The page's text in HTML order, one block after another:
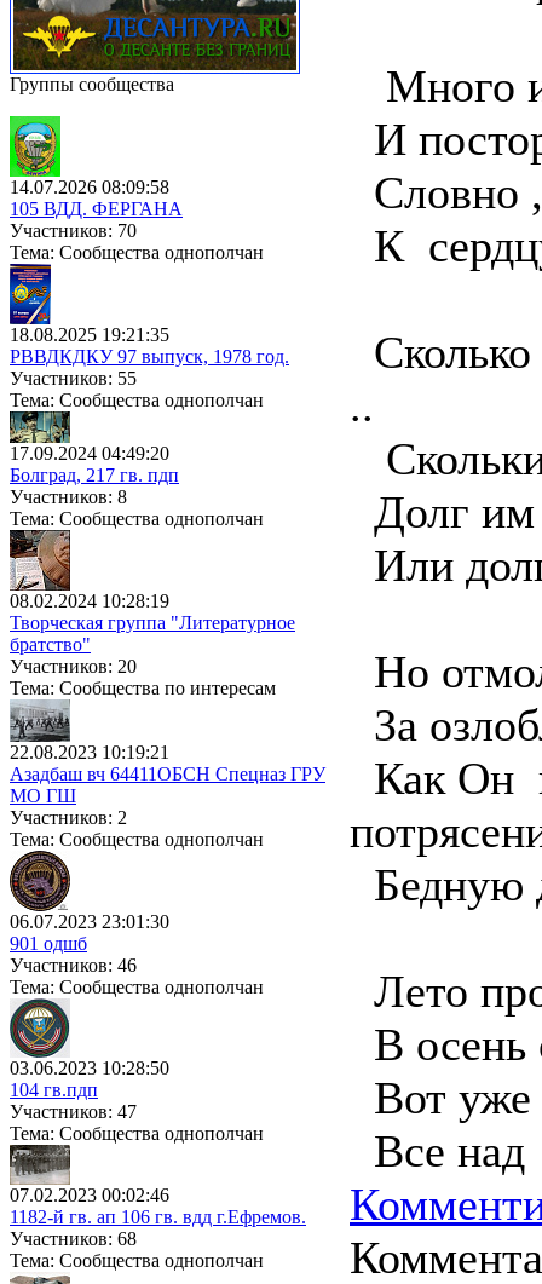
Группы сообщества
14.07.2026 08:09:58
105 ВДД. ФЕРГАНА
Участников: 70
Тема: Сообщества однополчан
18.08.2025 19:21:35
РВВДКДКУ 97 выпуск, 1978 год.
Участников: 55
Тема: Сообщества однополчан
17.09.2024 04:49:20
Болград, 217 гв. пдп
Участников: 8
Тема: Сообщества однополчан
08.02.2024 10:28:19
Творческая группа "Литературное
братство"
Участников: 20
Тема: Сообщества по интересам
22.08.2023 10:19:21
Азадбаш вч 64411ОБСН Спецназ ГРУ
МО ГШ
Участников: 2
Тема: Сообщества однополчан
06.07.2023 23:01:30
901 одшб
Участников: 46
Тема: Сообщества однополчан
03.06.2023 10:28:50
104 гв.пдп
Участников: 47
Тема: Сообщества однополчан
07.02.2023 00:02:46
1182-й гв. ап 106 гв. вдд г.Ефремов.
Участников: 68
Тема: Сообщества однополчан
Много
И
Словно
К
..
Долг им
Или
Но
За
Как Он
Лето
В
Вот уже
Все